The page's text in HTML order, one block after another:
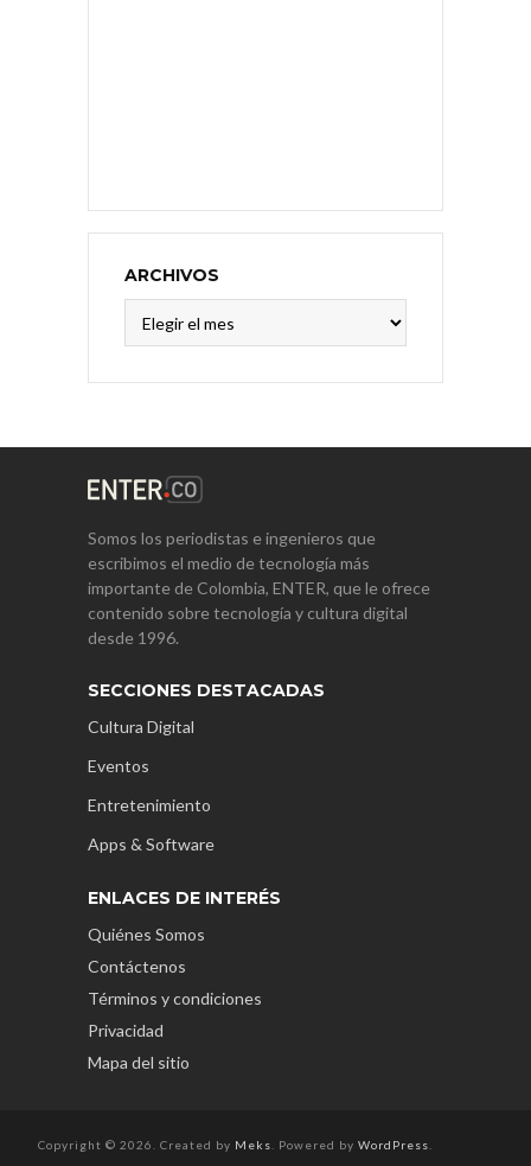
ARCHIVOS
Somos los periodistas e ingenieros que
escribimos el medio de tecnología más
importante de Colombia, ENTER, que le ofrece
contenido sobre tecnología y cultura digital
desde 1996.
SECCIONES DESTACADAS
Cultura Digital
Eventos
Entretenimiento
Apps & Software
ENLACES DE INTERÉS
Quiénes Somos
Contáctenos
Términos y condiciones
Privacidad
Mapa del sitio
Copyright © 2026. Created by Meks . Powered by WordPress